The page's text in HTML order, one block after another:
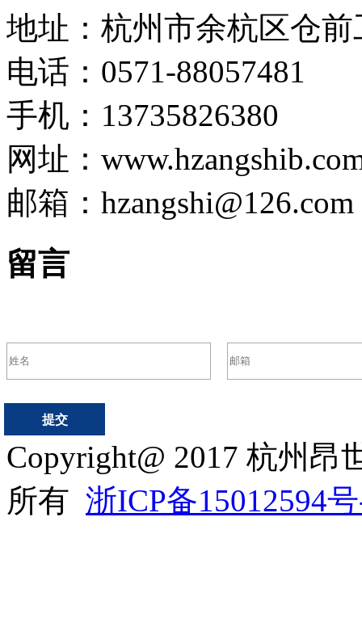
地址：杭州市余杭区仓
电话：0571-88057481
手机：13735826380
网址：
邮箱：hzangshi@126.com
留言
Copyright@ 2017 杭州
所有 浙ICP备15012594